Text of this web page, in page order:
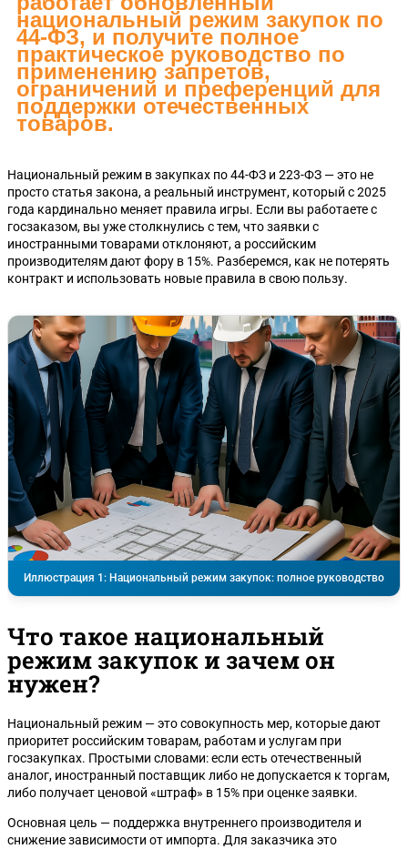
национальный режим закупок по
44-ФЗ, и получите полное
практическое руководство по
применению запретов,
ограничений и преференций для
поддержки отечественных
товаров.
Национальный режим в закупках по 44-ФЗ и 223-ФЗ — это не
просто статья закона, а реальный инструмент, который с 2025
года кардинально меняет правила игры. Если вы работаете с
госзаказом, вы уже столкнулись с тем, что заявки с
иностранными товарами отклоняют, а российским
производителям дают фору в 15%. Разберемся, как не потерять
контракт и использовать новые правила в свою пользу.
Иллюстрация 1: Национальный режим закупок: полное руководство
Что такое национальный
режим закупок и зачем он
нужен?
Национальный режим — это совокупность мер, которые дают
приоритет российским товарам, работам и услугам при
госзакупках. Простыми словами: если есть отечественный
аналог, иностранный поставщик либо не допускается к торгам,
либо получает ценовой «штраф» в 15% при оценке заявки.
Основная цель — поддержка внутреннего производителя и
снижение зависимости от импорта. Для заказчика это